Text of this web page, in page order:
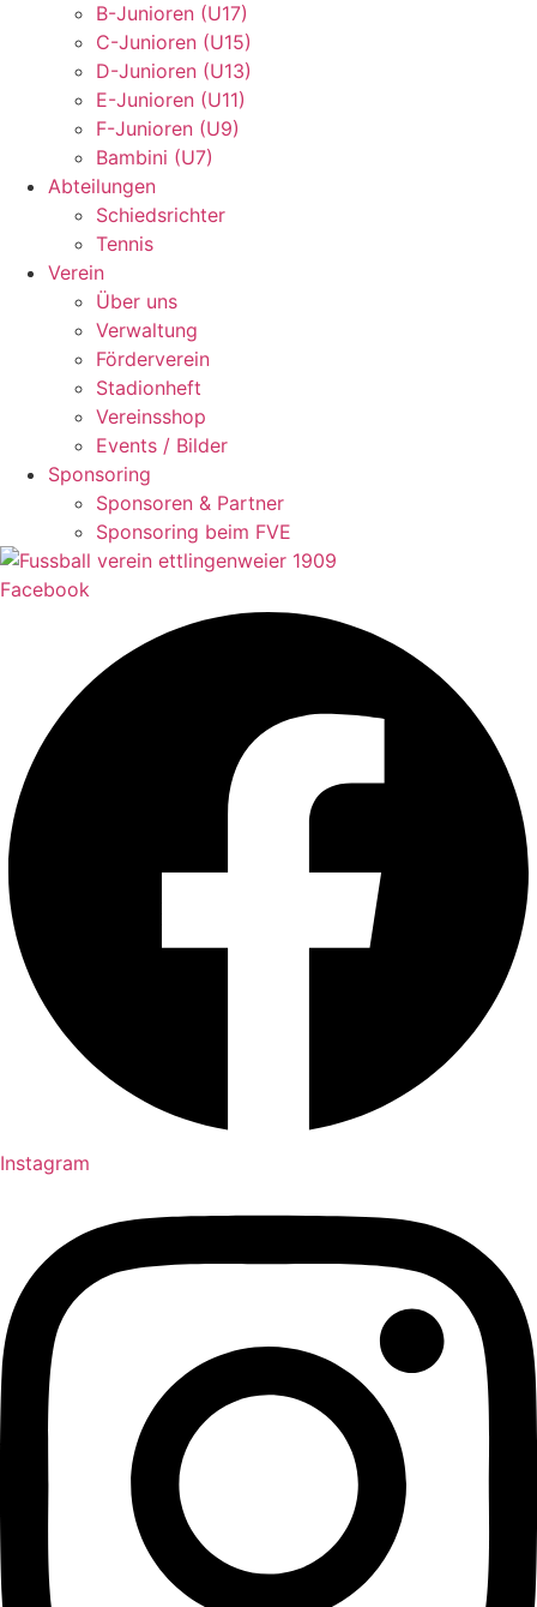
B-Junioren (U17)
C-Junioren (U15)
D-Junioren (U13)
E-Junioren (U11)
F-Junioren (U9)
Bambini (U7)
Abteilungen
Schiedsrichter
Tennis
Verein
Über uns
Verwaltung
Förderverein
Stadionheft
Vereinsshop
Events / Bilder
Sponsoring
Sponsoren & Partner
Sponsoring beim FVE
Facebook
Instagram